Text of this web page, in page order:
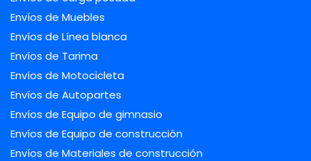
Envíos de Muebles
Envíos de Línea blanca
Envíos de Tarima
Envíos de Motocicleta
Envíos de Autopartes
Envíos de Equipo de gimnasio
Envíos de Equipo de construcción
Envíos de Materiales de construcción